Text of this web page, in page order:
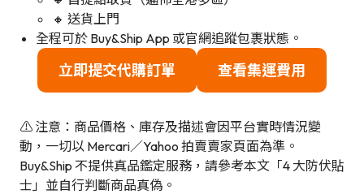
🔸 送貨上門
全程可於 Buy&Ship App 或官網追蹤包裹狀態。
立即提交代購訂單 查看集運費用
⚠️ 注意：商品價格、庫存及描述會因平台實時情況變
動，一切以 Mercari／Yahoo 拍賣賣家頁面為準。
Buy&Ship 不提供真品鑑定服務，請參考本文「4 大防伏貼
士」並自行判斷商品真偽。